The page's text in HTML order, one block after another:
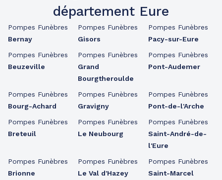
département Eure
Pompes Funèbres
Bernay
Pompes Funèbres
Beuzeville
Pompes Funèbres
Bourg-Achard
Pompes Funèbres
Breteuil
Pompes Funèbres
Brionne
Pompes Funèbres
Gisors
Pompes Funèbres
Grand
Bourgtheroulde
Pompes Funèbres
Gravigny
Pompes Funèbres
Le Neubourg
Pompes Funèbres
Le Val d'Hazey
Pompes Funèbres
Pacy-sur-Eure
Pompes Funèbres
Pont-Audemer
Pompes Funèbres
Pont-de-l'Arche
Pompes Funèbres
Saint-André-de-
l'Eure
Pompes Funèbres
Saint-Marcel